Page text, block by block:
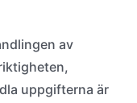
av
uppgifterna är